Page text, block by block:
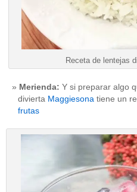
Receta de lentejas
Merienda: Y si preparar algo
divierta Maggiesona tiene un
frutas